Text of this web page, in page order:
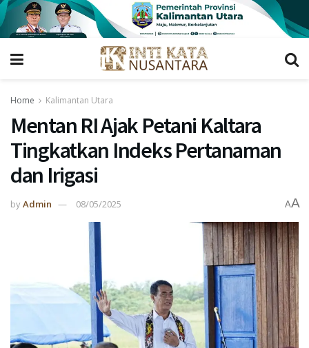
Home Kalimantan Utara
Mentan RI Ajak Petani Kaltara
Tingkatkan Indeks Pertanaman
dan Irigasi
byAdmin 08/05/2025 AA